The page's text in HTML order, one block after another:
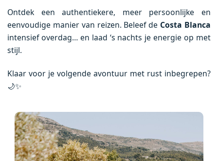
Ontdek een authentiekere, meer persoonlijke en
eenvoudige manier van reizen. Beleef de Costa Blanca
intensief overdag… en laad ‘s nachts je energie op met
stijl.
Klaar voor je volgende avontuur met rust inbegrepen?
🌙✨